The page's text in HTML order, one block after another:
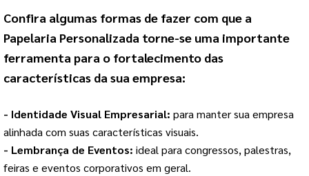
Papelaria Personalizada torne-se uma importante
ferramenta para o fortalecimento das
características da sua empresa:
- Identidade Visual Empresarial: para manter sua empresa
alinhada com suas características visuais.
- Lembrança de Eventos: ideal para congressos, palestras,
feiras e eventos corporativos em geral.